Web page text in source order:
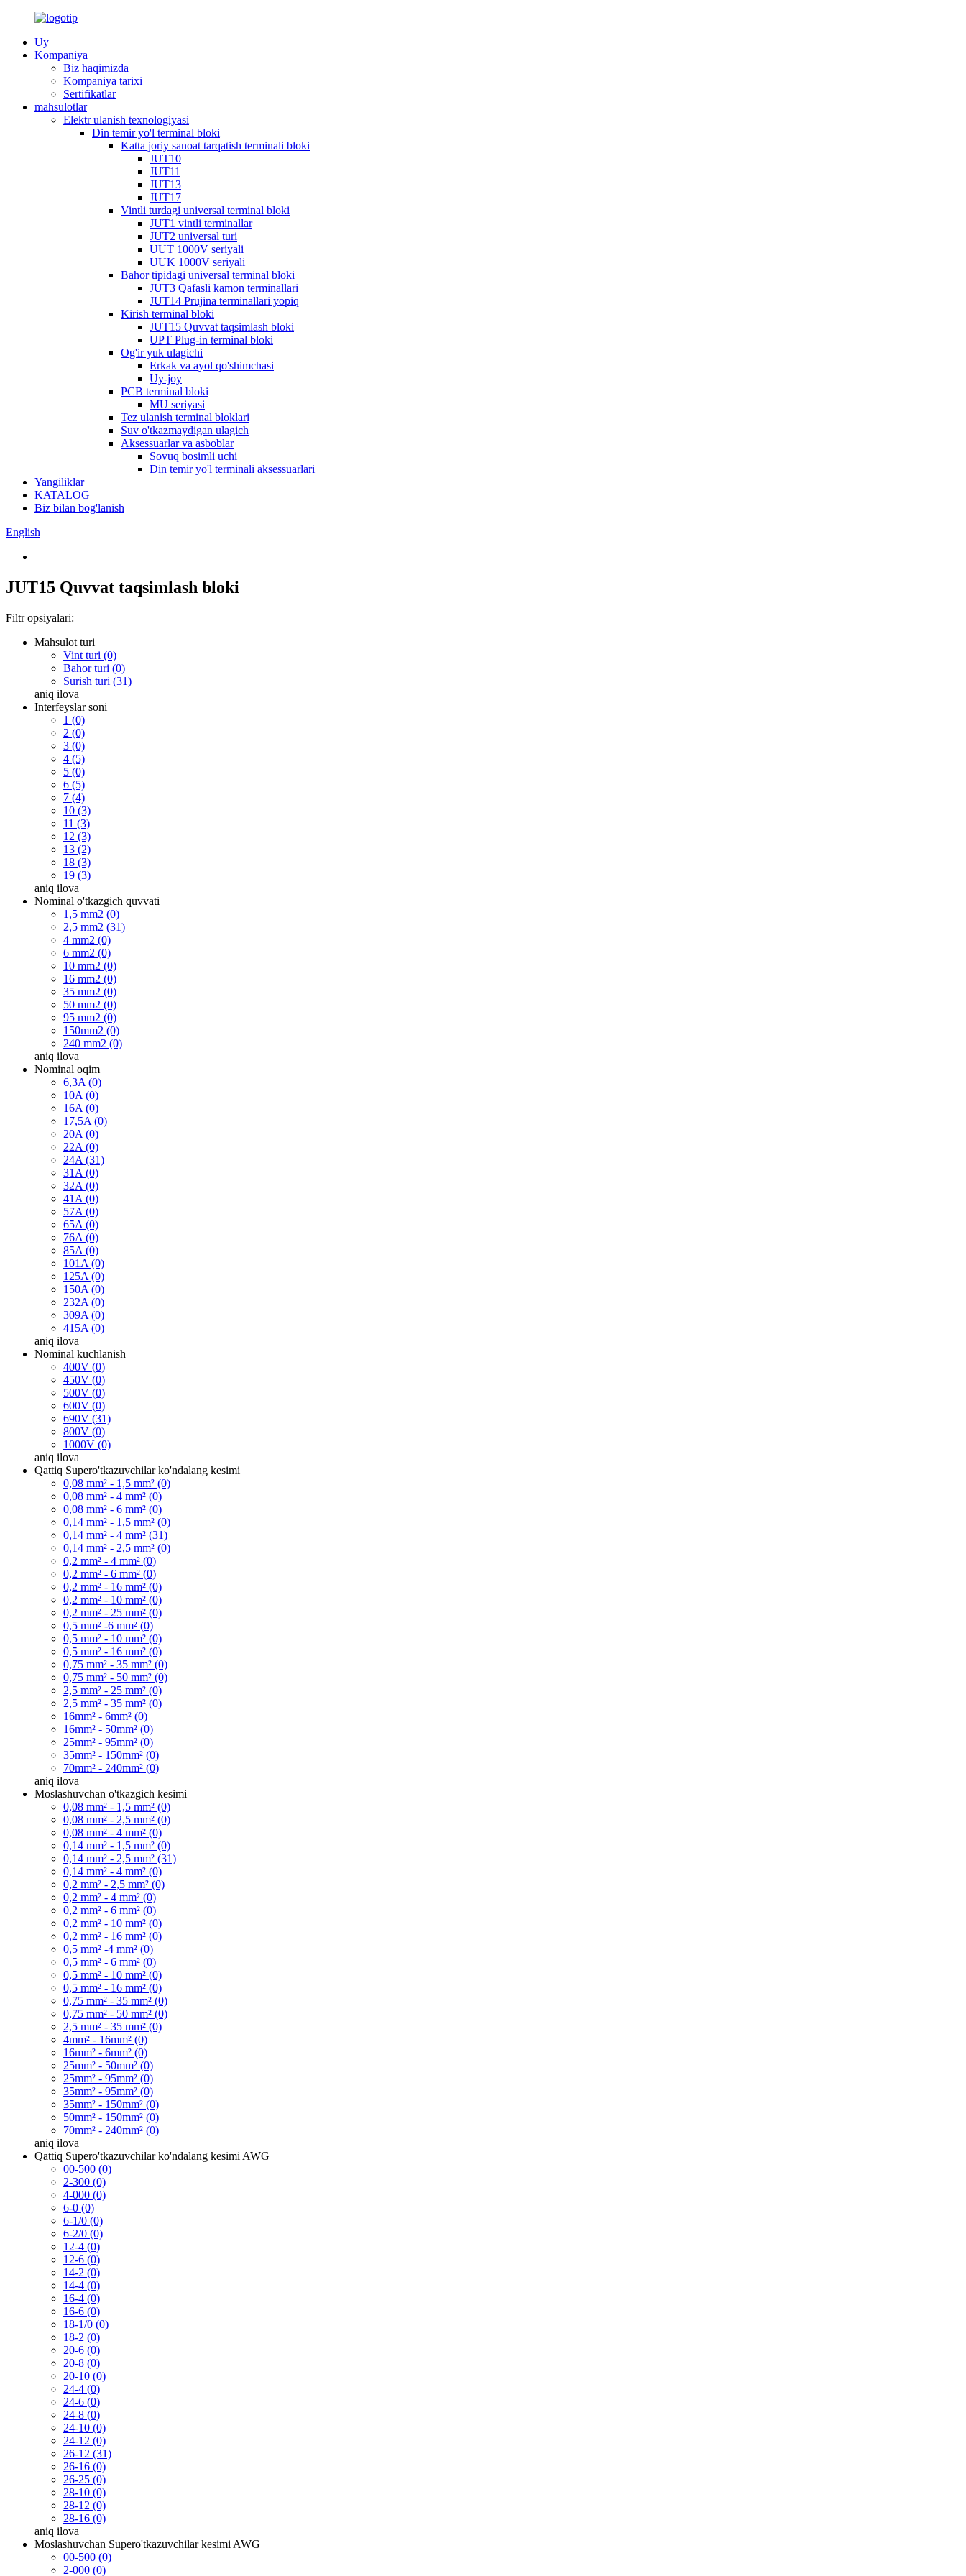
Uy
Kompaniya
Biz haqimizda
Kompaniya tarixi
Sertifikatlar
mahsulotlar
Elektr ulanish texnologiyasi
Din temir yo'l terminal bloki
Katta joriy sanoat tarqatish terminali bloki
JUT10
JUT11
JUT13
JUT17
Vintli turdagi universal terminal bloki
JUT1 vintli terminallar
JUT2 universal turi
UUT 1000V seriyali
UUK 1000V seriyali
Bahor tipidagi universal terminal bloki
JUT3 Qafasli kamon terminallari
JUT14 Prujina terminallari yopiq
Kirish terminal bloki
JUT15 Quvvat taqsimlash bloki
UPT Plug-in terminal bloki
Og'ir yuk ulagichi
Erkak va ayol qo'shimchasi
Uy-joy
PCB terminal bloki
MU seriyasi
Tez ulanish terminal bloklari
Suv o'tkazmaydigan ulagich
Aksessuarlar va asboblar
Sovuq bosimli uchi
Din temir yo'l terminali aksessuarlari
Yangiliklar
KATALOG
Biz bilan bog'lanish
English
JUT15 Quvvat taqsimlash bloki
Filtr opsiyalari:
Mahsulot turi
Vint turi (0)
Bahor turi (0)
Surish turi (31)
aniq ilova
Interfeyslar soni
1 (0)
2 (0)
3 (0)
4 (5)
5 (0)
6 (5)
7 (4)
10 (3)
11 (3)
12 (3)
13 (2)
18 (3)
19 (3)
aniq ilova
Nominal o'tkazgich quvvati
1,5 mm2 (0)
2,5 mm2 (31)
4 mm2 (0)
6 mm2 (0)
10 mm2 (0)
16 mm2 (0)
35 mm2 (0)
50 mm2 (0)
95 mm2 (0)
150mm2 (0)
240 mm2 (0)
aniq ilova
Nominal oqim
6,3A (0)
10A (0)
16A (0)
17,5A (0)
20A (0)
22A (0)
24A (31)
31A (0)
32A (0)
41A (0)
57A (0)
65A (0)
76A (0)
85A (0)
101A (0)
125A (0)
150A (0)
232A (0)
309A (0)
415A (0)
aniq ilova
Nominal kuchlanish
400V (0)
450V (0)
500V (0)
600V (0)
690V (31)
800V (0)
1000V (0)
aniq ilova
Qattiq Supero'tkazuvchilar ko'ndalang kesimi
0,08 mm² - 1,5 mm² (0)
0,08 mm² - 4 mm² (0)
0,08 mm² - 6 mm² (0)
0,14 mm² - 1,5 mm² (0)
0,14 mm² - 4 mm² (31)
0,14 mm² - 2,5 mm² (0)
0,2 mm² - 4 mm² (0)
0,2 mm² - 6 mm² (0)
0,2 mm² - 16 mm² (0)
0,2 mm² - 10 mm² (0)
0,2 mm² - 25 mm² (0)
0,5 mm² -6 mm² (0)
0,5 mm² - 10 mm² (0)
0,5 mm² - 16 mm² (0)
0,75 mm² - 35 mm² (0)
0,75 mm² - 50 mm² (0)
2,5 mm² - 25 mm² (0)
2,5 mm² - 35 mm² (0)
16mm² - 6mm² (0)
16mm² - 50mm² (0)
25mm² - 95mm² (0)
35mm² - 150mm² (0)
70mm² - 240mm² (0)
aniq ilova
Moslashuvchan o'tkazgich kesimi
0,08 mm² - 1,5 mm² (0)
0,08 mm² - 2,5 mm² (0)
0,08 mm² - 4 mm² (0)
0,14 mm² - 1,5 mm² (0)
0,14 mm² - 2,5 mm² (31)
0,14 mm² - 4 mm² (0)
0,2 mm² - 2,5 mm² (0)
0,2 mm² - 4 mm² (0)
0,2 mm² - 6 mm² (0)
0,2 mm² - 10 mm² (0)
0,2 mm² - 16 mm² (0)
0,5 mm² -4 mm² (0)
0,5 mm² - 6 mm² (0)
0,5 mm² - 10 mm² (0)
0,5 mm² - 16 mm² (0)
0,75 mm² - 35 mm² (0)
0,75 mm² - 50 mm² (0)
2,5 mm² - 35 mm² (0)
4mm² - 16mm² (0)
16mm² - 6mm² (0)
25mm² - 50mm² (0)
25mm² - 95mm² (0)
35mm² - 95mm² (0)
35mm² - 150mm² (0)
50mm² - 150mm² (0)
70mm² - 240mm² (0)
aniq ilova
Qattiq Supero'tkazuvchilar ko'ndalang kesimi AWG
00-500 (0)
2-300 (0)
4-000 (0)
6-0 (0)
6-1/0 (0)
6-2/0 (0)
12-4 (0)
12-6 (0)
14-2 (0)
14-4 (0)
16-4 (0)
16-6 (0)
18-1/0 (0)
18-2 (0)
20-6 (0)
20-8 (0)
20-10 (0)
24-4 (0)
24-6 (0)
24-8 (0)
24-10 (0)
24-12 (0)
26-12 (31)
26-16 (0)
26-25 (0)
28-10 (0)
28-12 (0)
28-16 (0)
aniq ilova
Moslashuvchan Supero'tkazuvchilar kesimi AWG
00-500 (0)
2-000 (0)